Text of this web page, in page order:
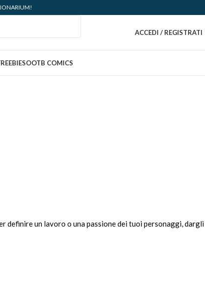
ACCEDI / REGISTRATI
OOTB COMICS
definire un lavoro o una passione dei tuoi personaggi, dargli